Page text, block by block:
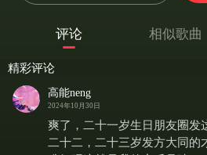
装点新家thats so
傍晚我习惯下楼
每天都吃一样的 也是
评论 相似歌曲
精彩评论
高能neng
2024年10月30日
爽了，二十一岁生日朋友圈发
二十二，二十三岁发方大同的